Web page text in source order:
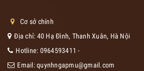
Cơ sở chính
Địa chỉ: 40 Hạ Đình, Thanh Xuân, Hà Nội
Hotline: 0964593411 -
Email:quynhngapmu@gmail.com